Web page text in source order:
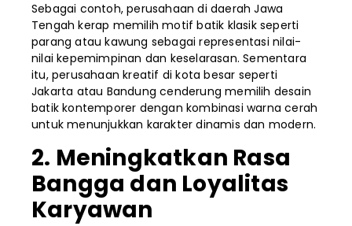
Sebagai contoh, perusahaan di daerah Jawa
Tengah kerap memilih motif batik klasik seperti
parang atau kawung sebagai representasi nilai-
nilai kepemimpinan dan keselarasan. Sementara
itu, perusahaan kreatif di kota besar seperti
Jakarta atau Bandung cenderung memilih desain
batik kontemporer dengan kombinasi warna cerah
untuk menunjukkan karakter dinamis dan modern.
2. Meningkatkan Rasa
Bangga dan Loyalitas
Karyawan